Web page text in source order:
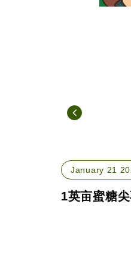
January 21
1英亩蜜糖